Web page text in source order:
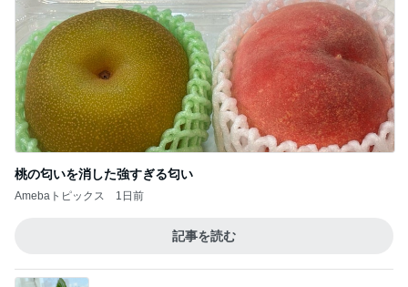
桃の匂いを消した強すぎる匂い
Amebaトピックス 1日前
記事を読む